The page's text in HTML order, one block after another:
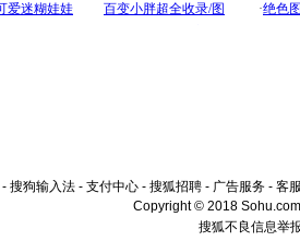
- 搜狗输入法 - 支付中心 - 搜狐招聘 - 广告服务 - 客
Copyright © 2018
搜狐不良信息举